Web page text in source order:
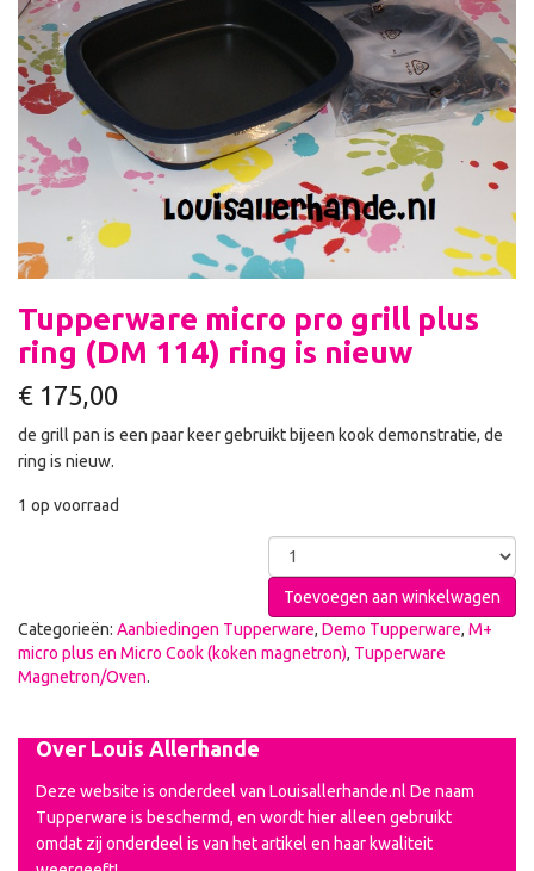
Tupperware micro pro grill plus
ring (DM 114) ring is nieuw
€ 175,00
de grill pan is een paar keer gebruikt bijeen kook demonstratie, de
ring is nieuw.
1 op voorraad
Toevoegen aan winkelwagen
Categorieën: Aanbiedingen Tupperware, Demo Tupperware, M+
micro plus en Micro Cook (koken magnetron), Tupperware
Magnetron/Oven.
Over Louis Allerhande
Deze website is onderdeel van Louisallerhande.nl De naam
Tupperware is beschermd, en wordt hier alleen gebruikt
omdat zij onderdeel is van het artikel en haar kwaliteit